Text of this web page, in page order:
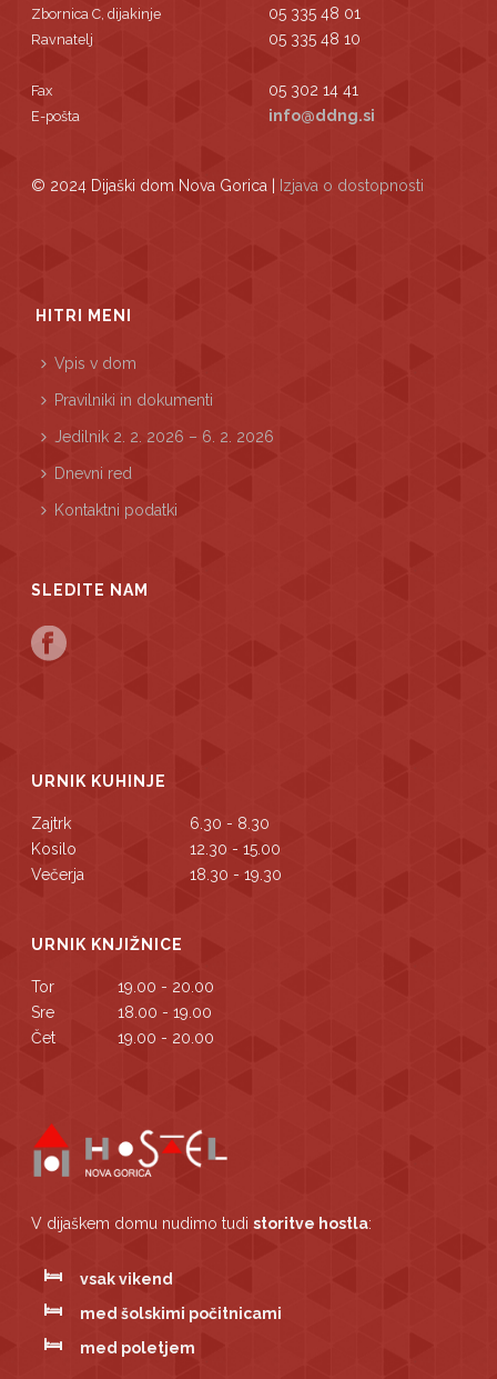
Zbornica C, dijakinje 05 335 48 01
Ravnatelj 05 335 48 10
Fax 05 302 14 41
E-pošta info@ddng.si
© 2024 Dijaški dom Nova Gorica | Izjava o dostopnosti
HITRI MENI
Vpis v dom
Pravilniki in dokumenti
Jedilnik 2. 2. 2026 – 6. 2. 2026
Dnevni red
Kontaktni podatki
SLEDITE NAM
URNIK KUHINJE
Zajtrk
6.30 - 8.30
Kosilo
12.30 - 15.00
Večerja
18.30 - 19.30
URNIK KNJIŽNICE
Tor
19.00 - 20.00
Sre
18.00 - 19.00
Čet
19.00 - 20.00
V dijaškem domu nudimo tudistoritve hostla:
vsak vikend
med šolskimi počitnicami
med poletjem